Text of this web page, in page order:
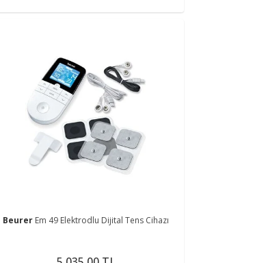
Beurer Em 49 Elektrodlu Dijital Tens Cihazı